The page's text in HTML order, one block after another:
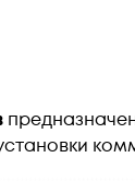
установки